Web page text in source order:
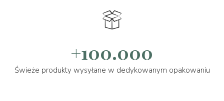
+100.000
Świeże produkty wysyłane w dedykowanym opakowaniu